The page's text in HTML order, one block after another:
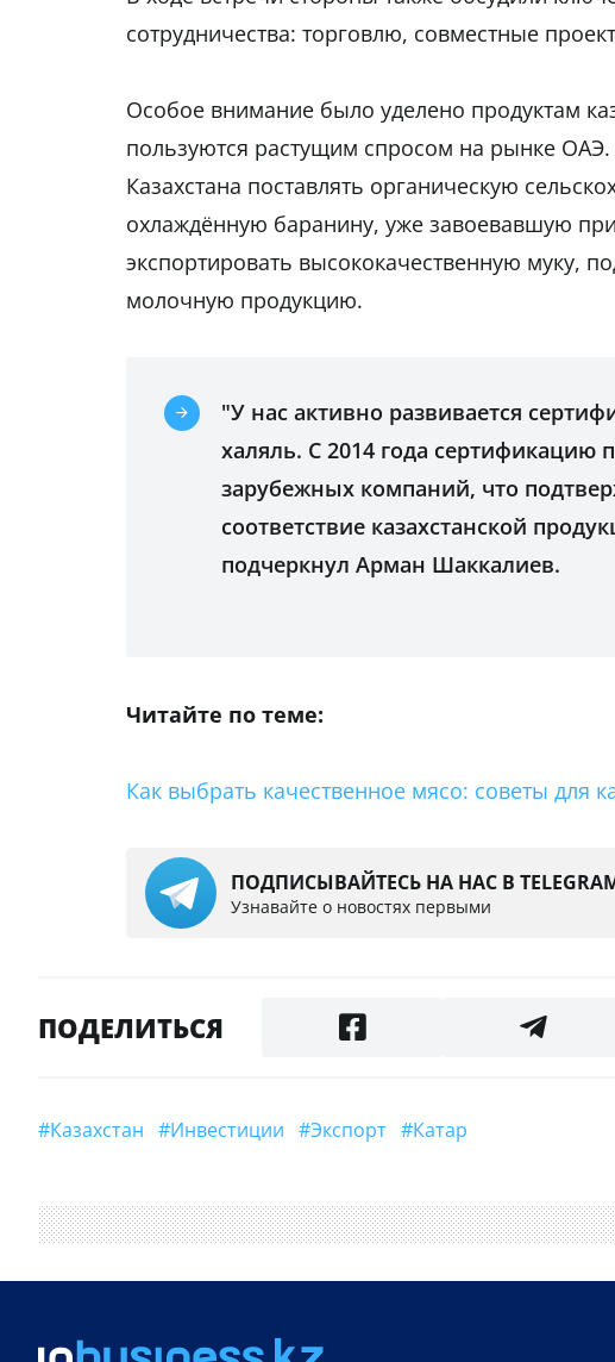
сотрудничества: торговлю, совместные
Особое внимание было уделено продуктам
пользуются растущим спросом на рынке
Казахстана поставлять органическую
охлаждённую баранину, уже завоевавшую
экспортировать высококачественную муку,
молочную продукцию.
"У нас активно развивается
халяль. С 2014 года сертификацию
зарубежных компаний, что
соответствие казахстанской
подчеркнул Арман Шаккалиев.
Читайте по теме:
Как выбрать качественное мясо: советы для
ПОДПИСЫВАЙТЕСЬ НА НАС В
Узнавайте о новостях первыми
ПОДЕЛИТЬСЯ
#Казахстан #Инвестиции #экспорт #Катар